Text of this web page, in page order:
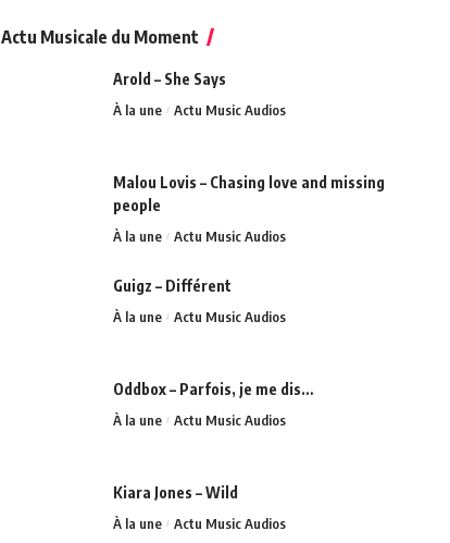
Actu Musicale du Moment
Arold – She Says
À la une Actu Music Audios
Malou Lovis – Chasing love and missing
people
À la une Actu Music Audios
Guigz – Différent
À la une Actu Music Audios
Oddbox – Parfois, je me dis…
À la une Actu Music Audios
Kiara Jones – Wild
À la une Actu Music Audios